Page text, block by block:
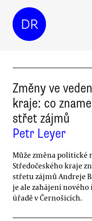
DR
Změny ve
kraje: co
střet zájmů
Petr Leyer
Může změna politické
Středočeského kraje
střetu zájmů Andreje
je ale zahájení
úřadě v Černošicích.